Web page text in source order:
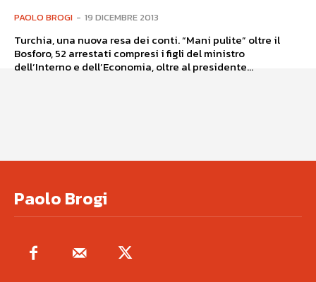
PAOLO BROGI - 19 DICEMBRE 2013
Turchia, una nuova resa dei conti. “Mani pulite” oltre il
Bosforo, 52 arrestati compresi i figli del ministro
dell’Interno e dell’Economia, oltre al presidente...
Paolo Brogi